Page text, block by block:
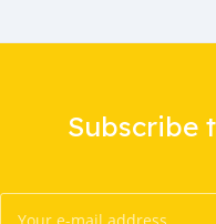
Subscribe